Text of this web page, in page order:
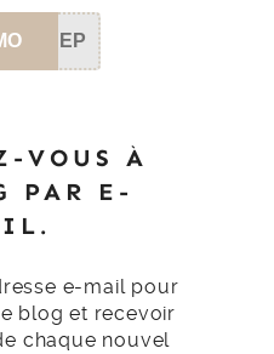
SEP
VOUS À
PAR E-
e-mail pour
blog et recevoir
chaque nouvel